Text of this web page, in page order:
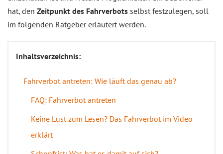
hat, den Zeitpunkt des Fahrverbots selbst festzulegen, soll
im folgenden Ratgeber erläutert werden.
Inhaltsverzeichnis:
Fahrverbot antreten: Wie läuft das genau ab?
FAQ: Fahrverbot antreten
Keine Lust zum Lesen? Das Fahrverbot im Video
erklärt